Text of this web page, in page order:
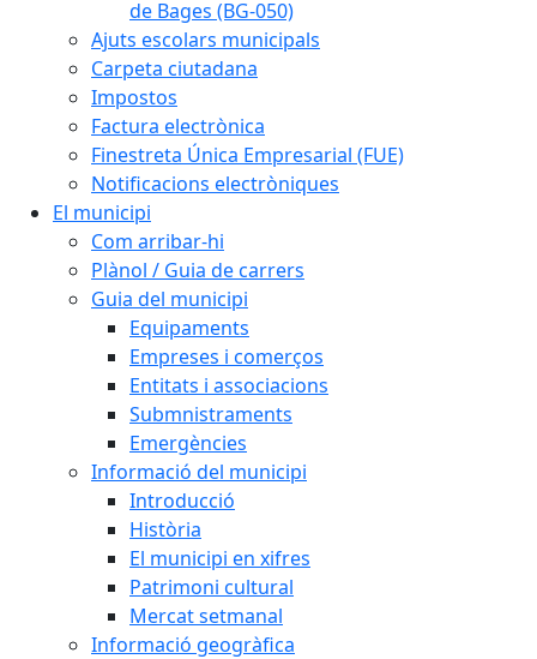
de Bages (BG-050)
Ajuts escolars municipals
Carpeta ciutadana
Impostos
Factura electrònica
Finestreta Única Empresarial (FUE)
Notificacions electròniques
El municipi
Com arribar-hi
Plànol / Guia de carrers
Guia del municipi
Equipaments
Empreses i comerços
Entitats i associacions
Submnistraments
Emergències
Informació del municipi
Introducció
Història
El municipi en xifres
Patrimoni cultural
Mercat setmanal
Informació geogràfica